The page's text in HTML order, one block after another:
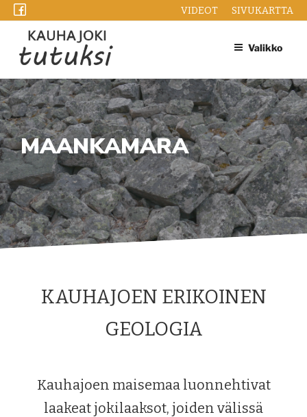
Siirry
sisältöön
VIDEOT SIVUKARTTA
Valikko
MAANKAMARA
KAUHAJOEN ERIKOINEN
GEOLOGIA
Kauhajoen maisemaa luonnehtivat
laakeat jokilaaksot, joiden välissä